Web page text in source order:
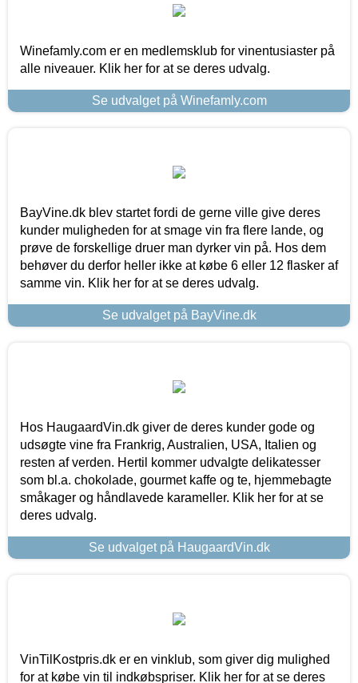
Winefamly.com er en medlemsklub for vinentusiaster på
alle niveauer. Klik her for at se deres udvalg.
Se udvalget på Winefamly.com
BayVine.dk blev startet fordi de gerne ville give deres
kunder muligheden for at smage vin fra flere lande, og
prøve de forskellige druer man dyrker vin på. Hos dem
behøver du derfor heller ikke at købe 6 eller 12 flasker af
samme vin. Klik her for at se deres udvalg.
Se udvalget på BayVine.dk
Hos HaugaardVin.dk giver de deres kunder gode og
udsøgte vine fra Frankrig, Australien, USA, Italien og
resten af verden. Hertil kommer udvalgte delikatesser
som bl.a. chokolade, gourmet kaffe og te, hjemmebagte
småkager og håndlavede karameller. Klik her for at se
deres udvalg.
Se udvalget på HaugaardVin.dk
VinTilKostpris.dk er en vinklub, som giver dig mulighed
for at købe vin til indkøbspriser. Klik her for at se deres